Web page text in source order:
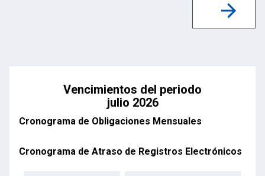
Vencimientos del periodo
julio 2026
Cronograma de Obligaciones Mensuales
Cronograma de Atraso de Registros Electrónicos